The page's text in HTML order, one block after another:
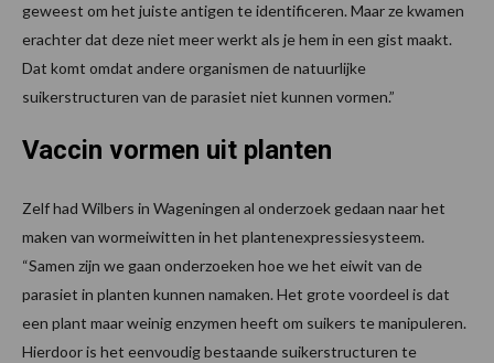
geweest om het juiste antigen te identificeren. Maar ze kwamen
erachter dat deze niet meer werkt als je hem in een gist maakt.
Dat komt omdat andere organismen de natuurlijke
suikerstructuren van de parasiet niet kunnen vormen.”
Vaccin vormen uit planten
Zelf had Wilbers in Wageningen al onderzoek gedaan naar het
maken van wormeiwitten in het plantenexpressiesysteem.
“Samen zijn we gaan onderzoeken hoe we het eiwit van de
parasiet in planten kunnen namaken. Het grote voordeel is dat
een plant maar weinig enzymen heeft om suikers te manipuleren.
Hierdoor is het eenvoudig bestaande suikerstructuren te